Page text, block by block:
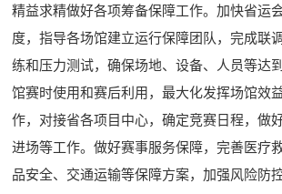
精益求精做好各项筹备保障工作。加快省运
度，指导各场馆建立运行保障团队，完成联
练和压力测试，确保场地、设备、人员等达
馆赛时使用和赛后利用，最大化发挥场馆效
作，对接省各项目中心，确定竞赛日程，做
进场等工作。做好赛事服务保障，完善医疗
品安全、交通运输等保障方案，加强风险防